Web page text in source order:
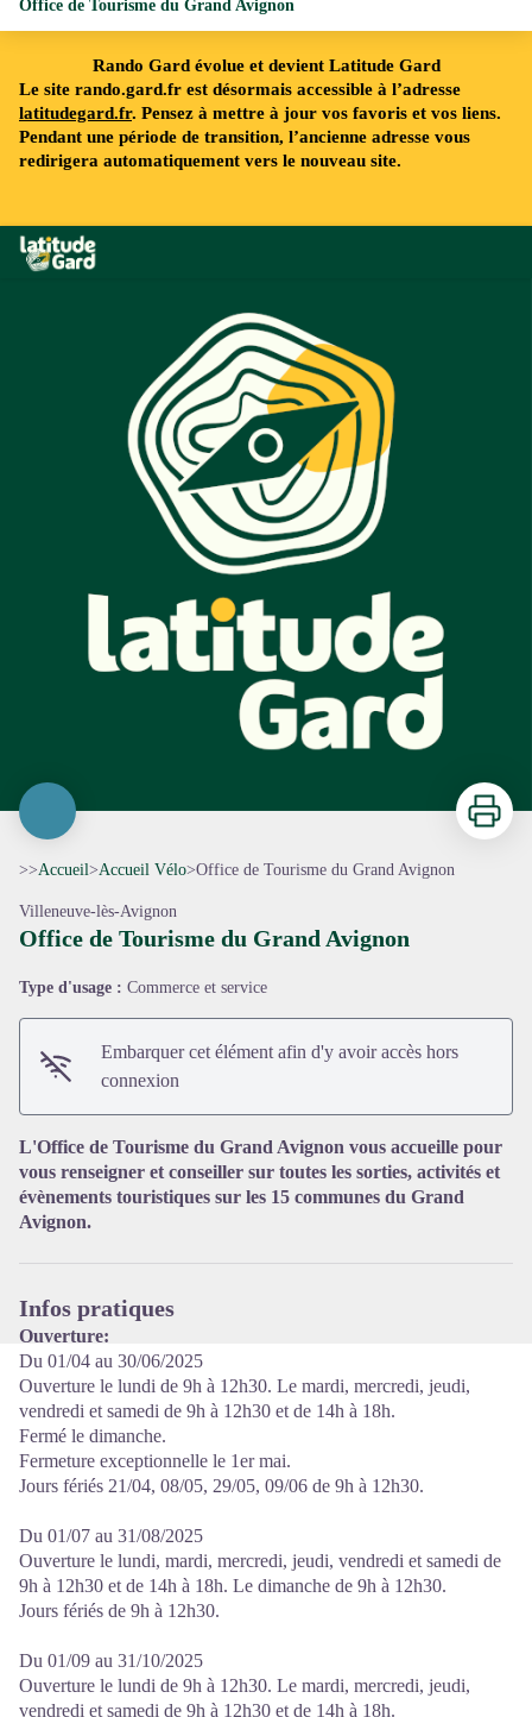
Rando Gard évolue et devient Latitude Gard
Le site rando.gard.fr est désormais accessible à l’adresse
latitudegard.fr. Pensez à mettre à jour vos favoris et vos liens.
Pendant une période de transition, l’ancienne adresse vous
redirigera automatiquement vers le nouveau site.
Rando Gard
Office de Tourisme du Grand Avignon
Imprimer
>>Accueil>Accueil Vélo>Office de Tourisme du Grand Avignon
Villeneuve-lès-Avignon
Office de Tourisme du Grand Avignon
Type d'usage : Commerce et service
Embarquer cet élément afin d'y avoir accès hors
connexion
L'Office de Tourisme du Grand Avignon vous accueille pour
vous renseigner et conseiller sur toutes les sorties, activités et
évènements touristiques sur les 15 communes du Grand
Avignon.
Infos pratiques
Ouverture:
Du 01/04 au 30/06/2025
Ouverture le lundi de 9h à 12h30. Le mardi, mercredi, jeudi,
vendredi et samedi de 9h à 12h30 et de 14h à 18h.
Fermé le dimanche.
Fermeture exceptionnelle le 1er mai.
Jours fériés 21/04, 08/05, 29/05, 09/06 de 9h à 12h30.
Du 01/07 au 31/08/2025
Ouverture le lundi, mardi, mercredi, jeudi, vendredi et samedi de
9h à 12h30 et de 14h à 18h. Le dimanche de 9h à 12h30.
Jours fériés de 9h à 12h30.
Du 01/09 au 31/10/2025
Ouverture le lundi de 9h à 12h30. Le mardi, mercredi, jeudi,
vendredi et samedi de 9h à 12h30 et de 14h à 18h.